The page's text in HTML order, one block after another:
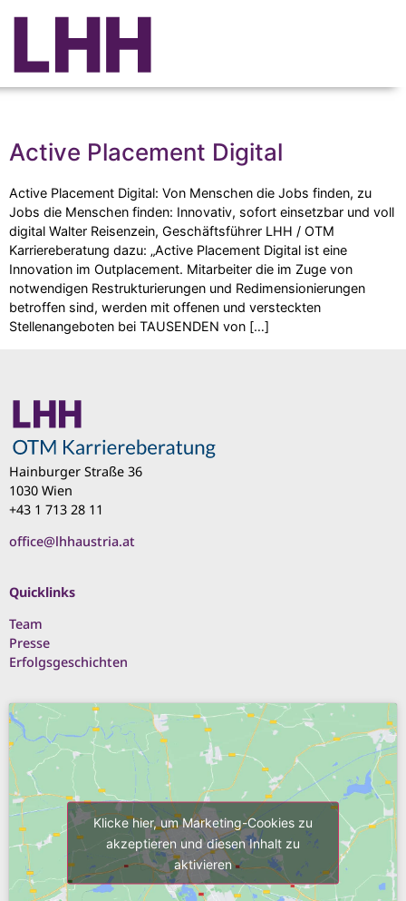
Active Placement Digital
Active Placement Digital: Von Menschen die Jobs finden, zu
Jobs die Menschen finden: Innovativ, sofort einsetzbar und voll
digital Walter Reisenzein, Geschäftsführer LHH / OTM
Karriereberatung dazu: „Active Placement Digital ist eine
Innovation im Outplacement. Mitarbeiter die im Zuge von
notwendigen Restrukturierungen und Redimensionierungen
betroffen sind, werden mit offenen und versteckten
Stellenangeboten bei TAUSENDEN von […]
Hainburger Straße 36
1030 Wien
+43 1 713 28 11
office@lhhaustria.at
Quicklinks
Team
Presse
Erfolgsgeschichten
Klicke hier, um Marketing-Cookies zu
akzeptieren und diesen Inhalt zu
aktivieren